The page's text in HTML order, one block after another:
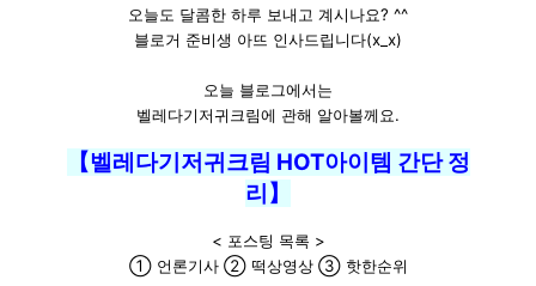
오늘도 달콤한 하루 보내고 계시나요? ^^
블로거 준비생 아뜨 인사드립니다(x_x)
오늘 블로그에서는
벨레다기저귀크림에 관해 알아볼께요.
【벨레다기저귀크림 HOT아이템 간단 정
리】
< 포스팅 목록 >
① 언론기사 ② 떡상영상 ③ 핫한순위